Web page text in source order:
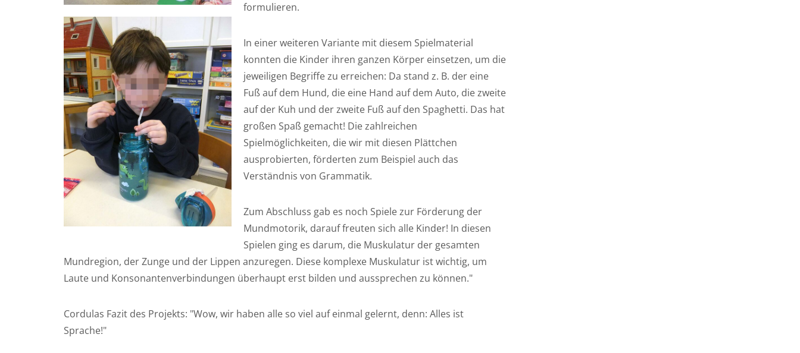
formulieren.
In einer weiteren Variante mit diesem Spielmaterial
konnten die Kinder ihren ganzen Körper einsetzen, um die
jeweiligen Begriffe zu erreichen: Da stand z. B. der eine
Fuß auf dem Hund, die eine Hand auf dem Auto, die zweite
auf der Kuh und der zweite Fuß auf den Spaghetti. Das hat
großen Spaß gemacht! Die zahlreichen
Spielmöglichkeiten, die wir mit diesen Plättchen
ausprobierten, förderten zum Beispiel auch das
Verständnis von Grammatik.
Zum Abschluss gab es noch Spiele zur Förderung der
Mundmotorik, darauf freuten sich alle Kinder! In diesen
Spielen ging es darum, die Muskulatur der gesamten
Mundregion, der Zunge und der Lippen anzuregen. Diese komplexe Muskulatur ist wichtig, um
Laute und Konsonantenverbindungen überhaupt erst bilden und aussprechen zu können."
Cordulas Fazit des Projekts: "Wow, wir haben alle so viel auf einmal gelernt, denn: Alles ist
Sprache!"